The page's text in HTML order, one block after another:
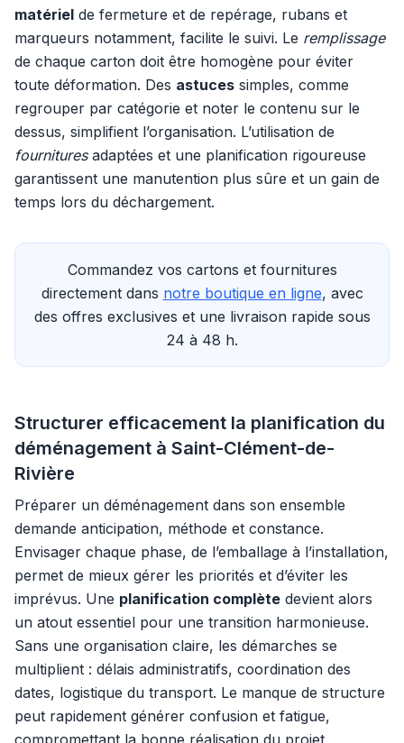
matériel de fermeture et de repérage, rubans et
marqueurs notamment, facilite le suivi. Le remplissage
de chaque carton doit être homogène pour éviter
toute déformation. Des astuces simples, comme
regrouper par catégorie et noter le contenu sur le
dessus, simplifient l’organisation. L’utilisation de
fournituresadaptées et une planification rigoureuse
garantissent une manutention plus sûre et un gain de
temps lors du déchargement.
Commandez vos cartons et fournitures
directement dans notre boutique en ligne, avec
des offres exclusives et une livraison rapide sous
24 à 48 h.
Structurer efficacement la planification du
déménagement à Saint-Clément-de-
Rivière
Préparer un déménagement dans son ensemble
demande anticipation, méthode et constance.
Envisager chaque phase, de l’emballage à l’installation,
permet de mieux gérer les priorités et d’éviter les
imprévus. Une planification complète devient alors
un atout essentiel pour une transition harmonieuse.
Sans une organisation claire, les démarches se
multiplient : délais administratifs, coordination des
dates, logistique du transport. Le manque de structure
peut rapidement générer confusion et fatigue,
compromettant la bonne réalisation du projet.